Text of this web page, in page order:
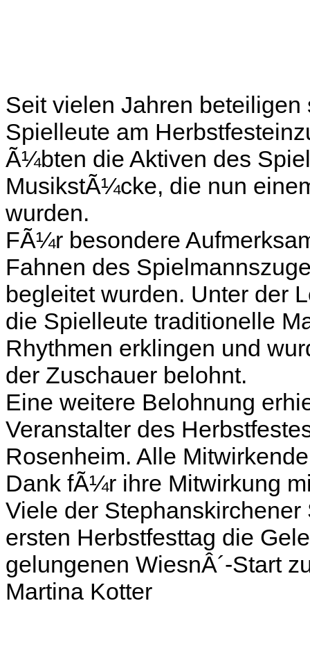
Seit vielen Jahren
Spielleute am
Ã¼bten die Aktiven des
MusikstÃ¼cke, die nun
wurden.
FÃ¼r besondere
Fahnen des
begleitet wurden. Unter der
die Spielleute traditionelle
Rhythmen erklingen und
der Zuschauer belohnt.
Eine weitere Belohnung
Veranstalter des
Rosenheim. Alle
Dank fÃ¼r ihre Mitwirkung
Viele der
ersten Herbstfesttag die
gelungenen WiesnÂ´-Start
Martina Kotter